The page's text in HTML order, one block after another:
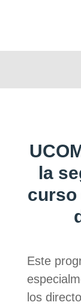
la
curso
Este
los